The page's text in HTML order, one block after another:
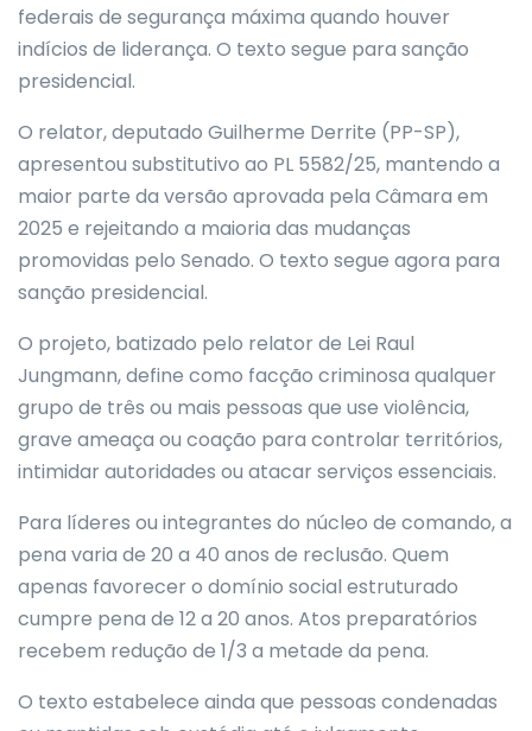
federais de segurança máxima quando houver
indícios de liderança. O texto segue para sanção
presidencial.
O relator, deputado Guilherme Derrite (PP-SP),
apresentou substitutivo ao PL 5582/25, mantendo a
maior parte da versão aprovada pela Câmara em
2025 e rejeitando a maioria das mudanças
promovidas pelo Senado. O texto segue agora para
sanção presidencial.
O projeto, batizado pelo relator de Lei Raul
Jungmann, define como facção criminosa qualquer
grupo de três ou mais pessoas que use violência,
grave ameaça ou coação para controlar territórios,
intimidar autoridades ou atacar serviços essenciais.
Para líderes ou integrantes do núcleo de comando, a
pena varia de 20 a 40 anos de reclusão. Quem
apenas favorecer o domínio social estruturado
cumpre pena de 12 a 20 anos. Atos preparatórios
recebem redução de 1/3 a metade da pena.
O texto estabelece ainda que pessoas condenadas